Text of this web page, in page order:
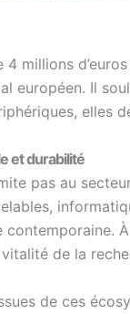
millions
européen. Il
elles
et durabilité
pas au
contemporaine.
de la
de ces